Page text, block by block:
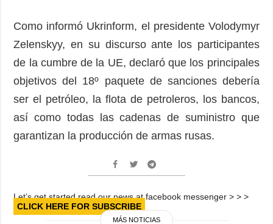
Como informó Ukrinform, el presidente Volodymyr
Zelenskyy, en su discurso ante los participantes
de la cumbre de la UE, declaró que los principales
objetivos del 18º paquete de sanciones debería
ser el petróleo, la flota de petroleros, los bancos,
así como todas las cadenas de suministro que
garantizan la producción de armas rusas.
Let’s get started read our news at facebook messenger > > >
CLICK HERE FOR SUBSCRIBE
MÁS NOTICIAS